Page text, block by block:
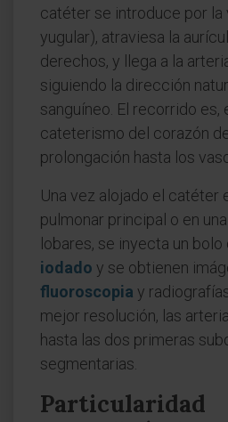
catéter se introduce por la
yugular), atraviesa la
derechos, y llega a la
siguiendo la dirección
sanguíneo. El recorrido es,
cateterismo del corazón
prolongación hasta los
Una vez alojado el catéter
pulmonar principal o en
lobares, se inyecta un bolo
iodado y se obtienen
fluoroscopia y
mejor resolución, las
hasta las dos primeras
segmentarias.
Particularidad